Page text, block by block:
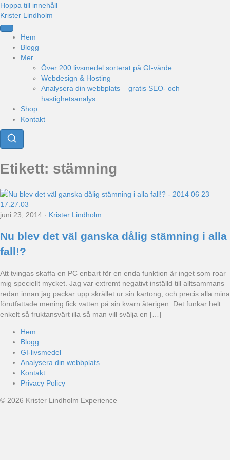
Hoppa till innehåll
Krister Lindholm
Hem
Blogg
Mer
Över 200 livsmedel sorterat på GI-värde
Webdesign & Hosting
Analysera din webbplats – gratis SEO- och
hastighetsanalys
Shop
Kontakt
Etikett: stämning
juni 23, 2014 · Krister Lindholm
Nu blev det väl ganska dålig stämning i alla
fall!?
Att tvingas skaffa en PC enbart för en enda funktion är inget som roar
mig speciellt mycket. Jag var extremt negativt inställd till alltsammans
redan innan jag packar upp skrället ur sin kartong, och precis alla mina
förutfattade mening fick vatten på sin kvarn återigen: Det funkar helt
enkelt så fruktansvärt illa så man vill svälja en […]
Hem
Blogg
GI-livsmedel
Analysera din webbplats
Kontakt
Privacy Policy
© 2026 Krister Lindholm Experience